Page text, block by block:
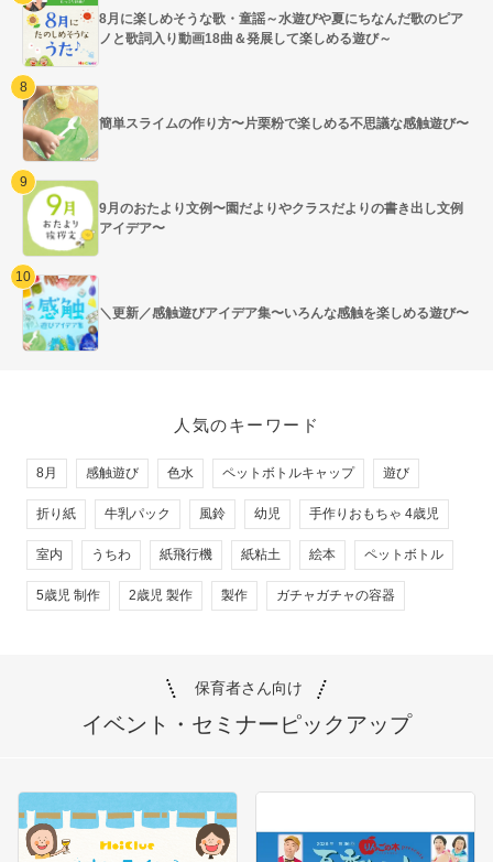
8月に楽しめそうな歌・童謡～水遊びや夏にちなんだ歌のピア
ノと歌詞入り動画18曲＆発展して楽しめる遊び～
簡単スライムの作り方〜片栗粉で楽しめる不思議な感触遊び〜
9月のおたより文例〜園だよりやクラスだよりの書き出し文例
アイデア〜
＼更新／感触遊びアイデア集〜いろんな感触を楽しめる遊び〜
人気のキーワード
8月 感触遊び 色水 ペットボトルキャップ 遊び
折り紙 牛乳パック 風鈴 幼児 手作りおもちゃ 4歳児
室内 うちわ 紙飛行機 紙粘土 絵本 ペットボトル
5歳児 制作 2歳児 製作 製作 ガチャガチャの容器
保育者さん向け
イベント・セミナーピックアップ